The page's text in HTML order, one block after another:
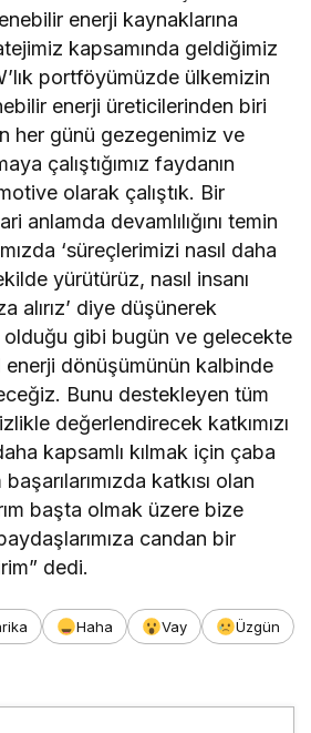
enerji kaynaklarına
kapsamında geldiğimiz
portföyümüzde ülkemizin
enerji üreticilerinden biri
her günü gezegenimiz ve
çalıştığımız faydanın
olarak çalıştık. Bir
anlamda devamlılığını temin
‘süreçlerimizi nasıl daha
yürütürüz, nasıl insanı
alırız’ diye düşünerek
gibi bugün ve gelecekte
dönüşümünün kalbinde
Bunu destekleyen tüm
değerlendirecek katkımızı
kapsamlı kılmak için çaba
katkısı olan
başta olmak üzere bize
candan bir
dedi.
Haha Vay
Üzgün